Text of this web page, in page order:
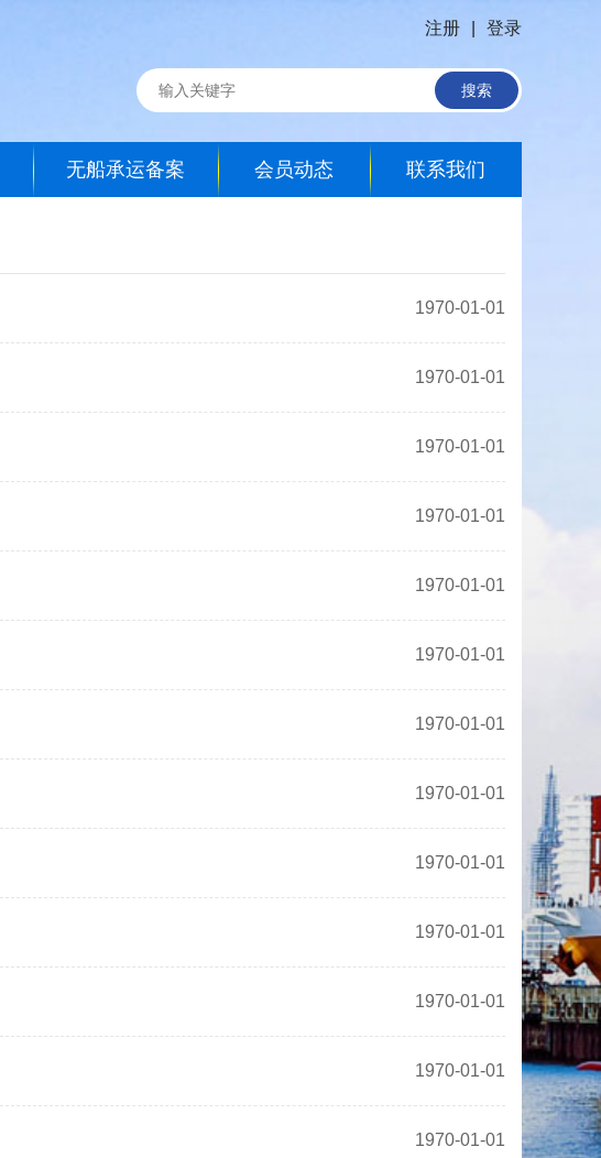
注册 登录
搜索
无船承运备案 会员动态 联系我们
1970-01-01
1970-01-01
1970-01-01
1970-01-01
1970-01-01
1970-01-01
1970-01-01
1970-01-01
1970-01-01
1970-01-01
1970-01-01
1970-01-01
1970-01-01